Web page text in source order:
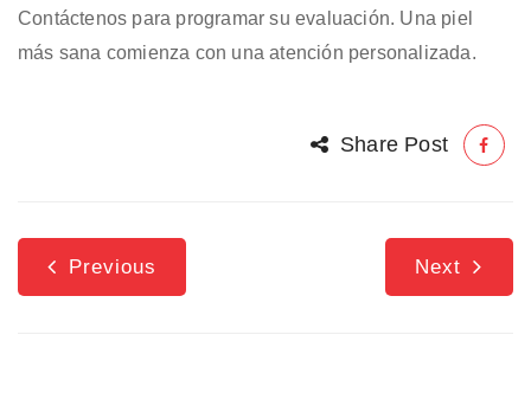
Contáctenos para programar su evaluación. Una piel
más sana comienza con una atención personalizada.
Share Post
Previous Next